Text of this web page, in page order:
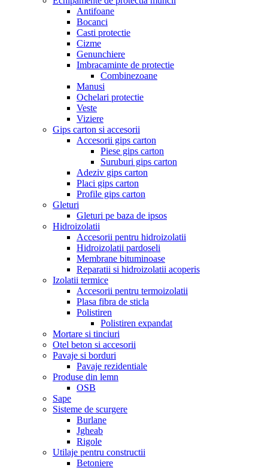
Antifoane
Bocanci
Casti protectie
Cizme
Genunchiere
Imbracaminte de protectie
Combinezoane
Manusi
Ochelari protectie
Veste
Viziere
Gips carton si accesorii
Accesorii gips carton
Piese gips carton
Suruburi gips carton
Adeziv gips carton
Placi gips carton
Profile gips carton
Gleturi
Gleturi pe baza de ipsos
Hidroizolatii
Accesorii pentru hidroizolatii
Hidroizolatii pardoseli
Membrane bituminoase
Reparatii si hidroizolatii acoperis
Izolatii termice
Accesorii pentru termoizolatii
Plasa fibra de sticla
Polistiren
Polistiren expandat
Mortare si tinciuri
Otel beton si accesorii
Pavaje si borduri
Pavaje rezidentiale
Produse din lemn
OSB
Sape
Sisteme de scurgere
Burlane
Jgheab
Rigole
Utilaje pentru constructii
Betoniere